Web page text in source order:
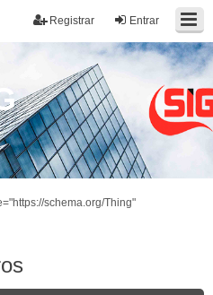
Entrar
Registrar
schema.org/Thing"